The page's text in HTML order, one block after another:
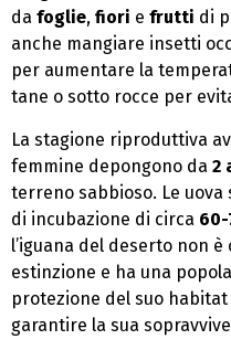
da foglie, fiori e frutti di
anche mangiare insetti
per aumentare la
tane o sotto rocce per
La stagione riproduttiva
femmine depongono da 2
terreno sabbioso. Le
di incubazione di circa
l’iguana del deserto non
estinzione e ha una
protezione del suo
garantire la sua